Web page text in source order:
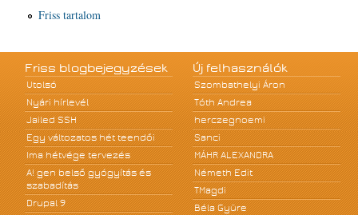
Friss tartalom
Friss blogbejegyzések
Utolsó
Nyári hírlevél
Jailed SSH
Egy változatos hét teendői
Ima hétvége tervezés
A! gen belső gyógyítás és
szabadítás
Drupal 9
Új felhasználók
Szombathelyi Áron
Tóth Andrea
herczegnoemi
Sanci
MÁHR ALEXANDRA
Németh Edit
TMagdi
Béla Gyüre